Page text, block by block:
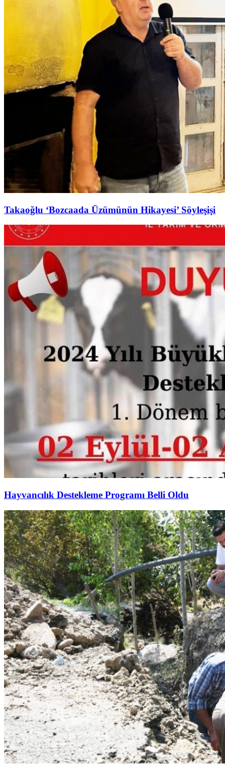
Takaoğlu ‘Bozcaada Üzümünün Hikayesi’ Söyleşişi
Hayvancılık Destekleme Programı Belli Oldu